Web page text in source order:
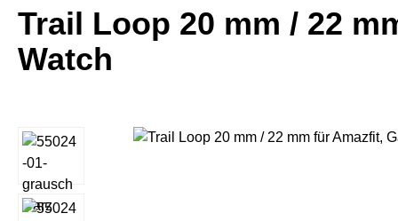
Trail Loop 20 mm / 22
Watch
Bildergalerie überspringen